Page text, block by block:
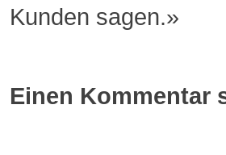
Kunden sagen.»
Einen Kommentar